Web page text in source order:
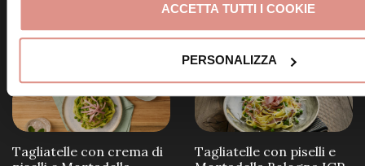
ACCETTA TUTTI I COOKIE
PERSONALIZZA
Scopri altre ricette simili
Tagliatelle con crema di
Tagliatelle con piselli e